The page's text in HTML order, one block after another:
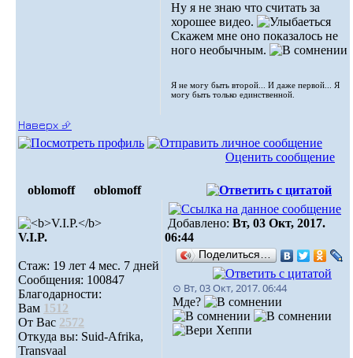
Ну я не знаю что считать за
хорошее видео.
Скажем мне оно показалось не
ного необычным.
Я не могу быть второй... И даже первой... Я
могу быть только единственной.
Наверх ⮵
Оценить сообщение
oblomoff oblomoff
V.I.P.
Стаж: 19 лет 4 мес. 7 дней
Сообщения: 100847
Благодарности:
Вам 1512
От Вас 2572
Откуда вы: Suid-Afrika,
Transvaal
Добавлено: Вт, 03 Окт, 2017.
06:44
Поделиться…
⊙ Вт, 03 Окт, 2017. 06:44
Мде?